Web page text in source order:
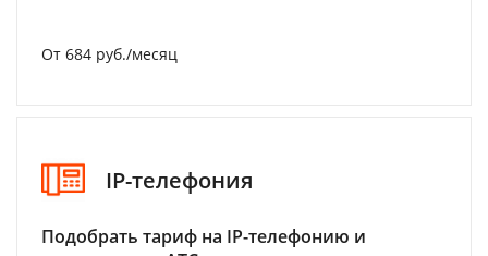
От 684 руб./месяц
IP-телефония
Подобрать тариф на IP-телефонию и